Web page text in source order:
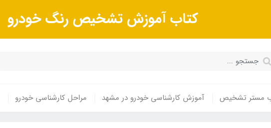
کتاب آموزش تشخیص رنگ خودرو
مستر تشخیص آموزش کارشناسی خودرو در مشهد مراحل کارشناسی خودرو